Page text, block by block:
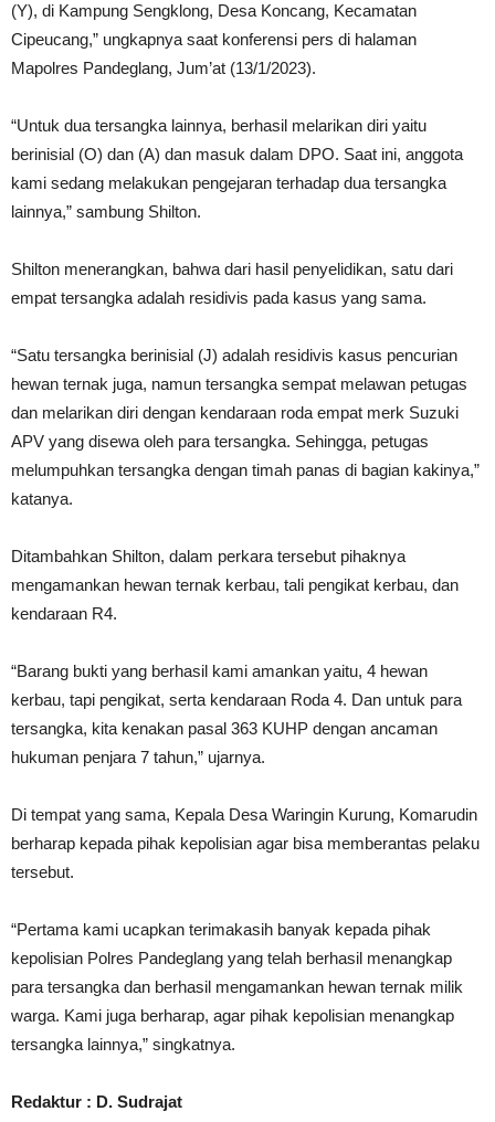
(Y), di Kampung Sengklong, Desa Koncang, Kecamatan
Cipeucang,” ungkapnya saat konferensi pers di halaman
Mapolres Pandeglang, Jum’at (13/1/2023).
“Untuk dua tersangka lainnya, berhasil melarikan diri yaitu
berinisial (O) dan (A) dan masuk dalam DPO. Saat ini, anggota
kami sedang melakukan pengejaran terhadap dua tersangka
lainnya,” sambung Shilton.
Shilton menerangkan, bahwa dari hasil penyelidikan, satu dari
empat tersangka adalah residivis pada kasus yang sama.
“Satu tersangka berinisial (J) adalah residivis kasus pencurian
hewan ternak juga, namun tersangka sempat melawan petugas
dan melarikan diri dengan kendaraan roda empat merk Suzuki
APV yang disewa oleh para tersangka. Sehingga, petugas
melumpuhkan tersangka dengan timah panas di bagian kakinya,”
katanya.
Ditambahkan Shilton, dalam perkara tersebut pihaknya
mengamankan hewan ternak kerbau, tali pengikat kerbau, dan
kendaraan R4.
“Barang bukti yang berhasil kami amankan yaitu, 4 hewan
kerbau, tapi pengikat, serta kendaraan Roda 4. Dan untuk para
tersangka, kita kenakan pasal 363 KUHP dengan ancaman
hukuman penjara 7 tahun,” ujarnya.
Di tempat yang sama, Kepala Desa Waringin Kurung, Komarudin
berharap kepada pihak kepolisian agar bisa memberantas pelaku
tersebut.
“Pertama kami ucapkan terimakasih banyak kepada pihak
kepolisian Polres Pandeglang yang telah berhasil menangkap
para tersangka dan berhasil mengamankan hewan ternak milik
warga. Kami juga berharap, agar pihak kepolisian menangkap
tersangka lainnya,” singkatnya.
Redaktur : D. Sudrajat